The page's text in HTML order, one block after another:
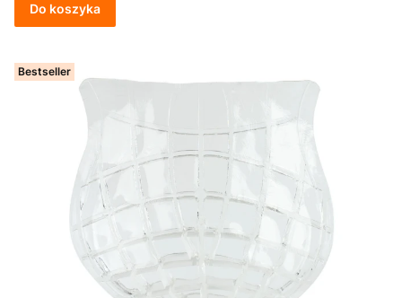
Do koszyka
Bestseller